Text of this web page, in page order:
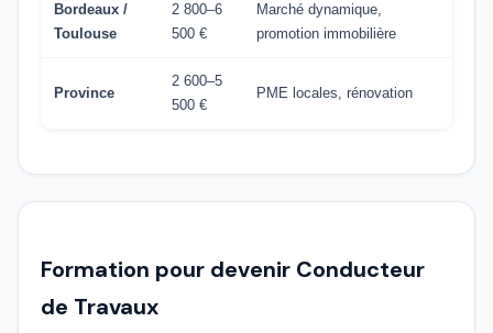
Bordeaux /
Toulouse
2 800–6
500 €
Marché dynamique,
promotion immobilière
Province
2 600–5
500 €
PME locales, rénovation
Formation pour devenir Conducteur
de Travaux